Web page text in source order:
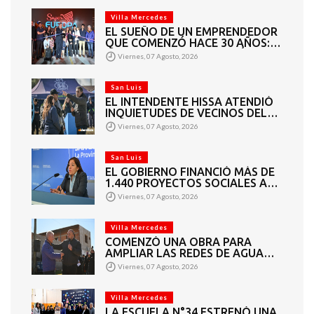
Villa Mercedes
EL SUEÑO DE UN EMPRENDEDOR
QUE COMENZÓ HACE 30 AÑOS:
SUPER EUROPA INAUGURÓ SU
CUARTA SUCURSAL EN VILLA
Viernes, 07 Agosto, 2026
San Luis
EL INTENDENTE HISSA ATENDIÓ
INQUIETUDES DE VECINOS DEL
BARRIO AMPPARE
Viernes, 07 Agosto, 2026
San Luis
EL GOBIERNO FINANCIÓ MÁS DE
1.440 PROYECTOS SOCIALES A
2.200 ENTIDADES DE TODA LA
PROVINCIA
Viernes, 07 Agosto, 2026
Villa Mercedes
COMENZÓ UNA OBRA PARA
AMPLIAR LAS REDES DE AGUA
POTABLE Y CLOACAS EN VILLA
MERCEDES
Viernes, 07 Agosto, 2026
Villa Mercedes